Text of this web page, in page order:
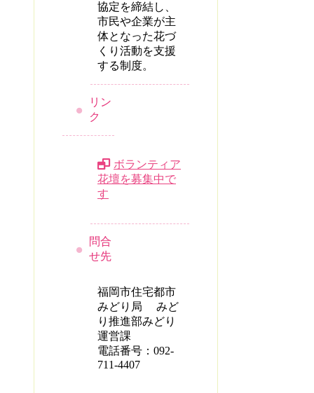
協定を締結し、
市民や企業が主
体となった花づ
くり活動を支援
する制度。
リン
ク
ボランティア
花壇を募集中で
す
問合
せ先
福岡市住宅都市
みどり局 みど
り推進部みどり
運営課
電話番号：092-
711-4407